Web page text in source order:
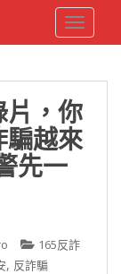
片，你
騙越來
先一
165反詐
, 反詐騙